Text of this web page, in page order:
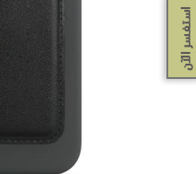
استفسر الآن